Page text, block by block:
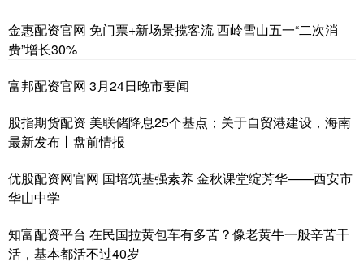
金惠配资官网 免门票+新场景揽客流 西岭雪山五一“二次消
费”增长30%
富邦配资官网 3月24日晚市要闻
股指期货配资 美联储降息25个基点；关于自贸港建设，海南
最新发布丨盘前情报
优股配资网官网 国培筑基强素养 金秋课堂绽芳华——西安市
华山中学
知富配资平台 在民国拉黄包车有多苦？像老黄牛一般辛苦干
活，基本都活不过40岁